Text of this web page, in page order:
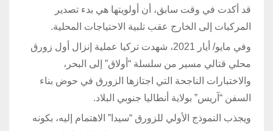
قد أكدت في وقت سابق، أن أولويتها هي بدء تصدير
المركبات إلى الخارج عقب تلبية الاحتياجات المحلية.
وفي مايو/ أيار 2021، شهدت تركيا عملية إنزال أول زورق
محلي قتالي مسير من سلسلة “أولاق” إلى البحر،
والاختبارات الناجحة التي اجتازها الزورق في حوض بناء
السفن “آريس” بولاية أنطاليا جنوبي البلاد.
ويجذب النموذج الأولي للزورق “سيدا” الاهتمام إليه، بكونه